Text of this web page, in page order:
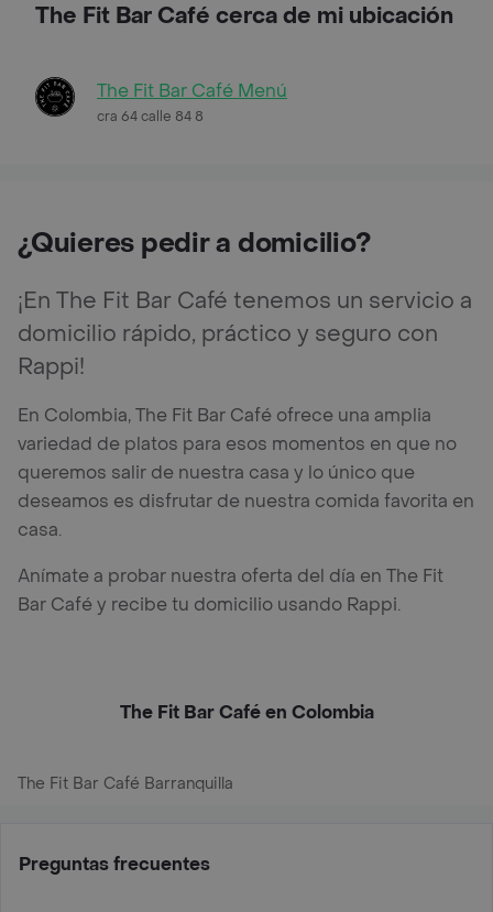
The Fit Bar Café cerca de mi ubicación
The Fit Bar Café Menú
cra 64 calle 84 8
¿Quieres pedir a domicilio?
¡En The Fit Bar Café tenemos un servicio a
domicilio rápido, práctico y seguro con
Rappi!
En Colombia, The Fit Bar Café ofrece una amplia
variedad de platos para esos momentos en que no
queremos salir de nuestra casa y lo único que
deseamos es disfrutar de nuestra comida favorita en
casa.
Anímate a probar nuestra oferta del día en The Fit
Bar Café y recibe tu domicilio usando Rappi.
The Fit Bar Café en Colombia
The Fit Bar Café Barranquilla
Preguntas frecuentes